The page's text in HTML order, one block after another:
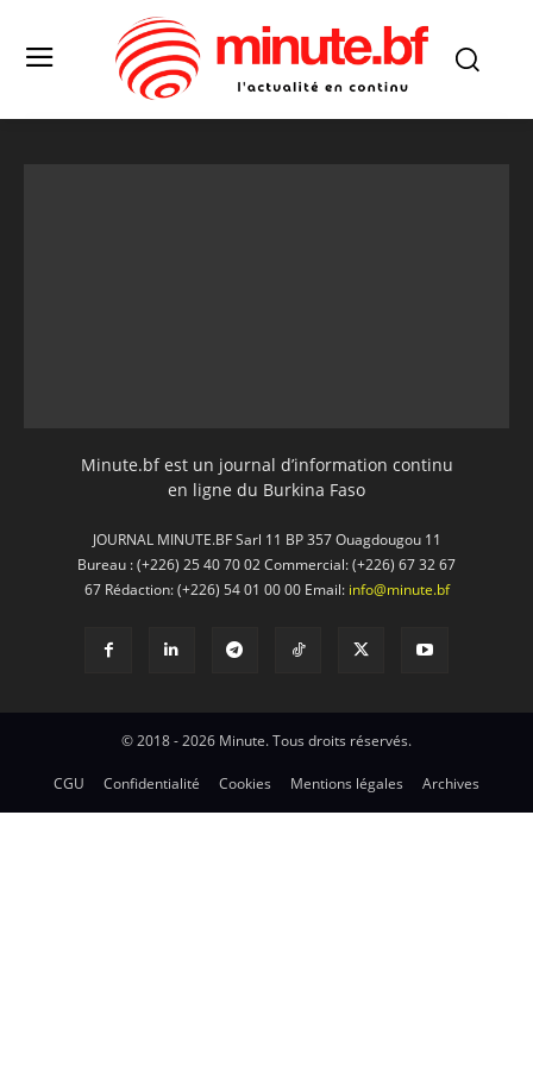
Minute.bf est un journal d’information continu
en ligne du Burkina Faso
JOURNAL MINUTE.BF Sarl 11 BP 357 Ouagdougou 11
Bureau : (+226) 25 40 70 02 Commercial: (+226) 67 32 67
67 Rédaction: (+226) 54 01 00 00 Email: info@minute.bf
© 2018 - 2026 Minute. Tous droits réservés.
CGU Confidentialité Cookies Mentions légales Archives